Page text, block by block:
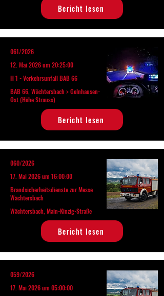
Bericht lesen
061/2026
12. Mai 2026 um 20:25:00
H 1 - Verkehrsunfall BAB 66
BAB 66, Wächtersbach > Gelnhausen-
Ost (Höhe Strauss)
Bericht lesen
060/2026
17. Mai 2026 um 16:00:00
Brandsicherheitsdienste zur Messe
Wächtersbach
Wächtersbach, Main-Kinzig-Straße
Bericht lesen
059/2026
17. Mai 2026 um 05:00:00